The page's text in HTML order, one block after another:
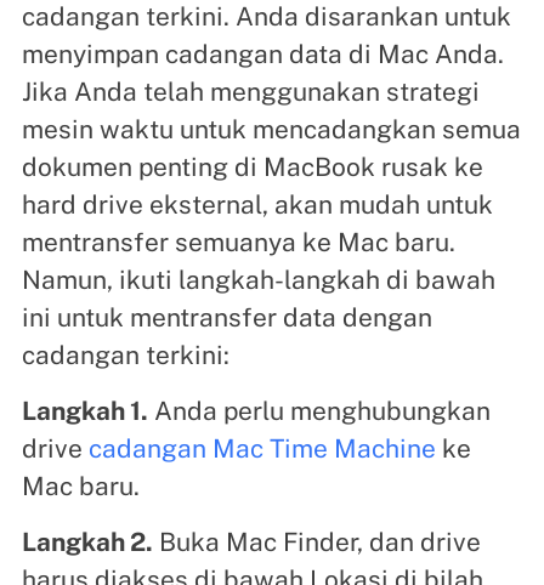
cadangan terkini. Anda disarankan untuk
menyimpan cadangan data di Mac Anda.
Jika Anda telah menggunakan strategi
mesin waktu untuk mencadangkan semua
dokumen penting di MacBook rusak ke
hard drive eksternal, akan mudah untuk
mentransfer semuanya ke Mac baru.
Namun, ikuti langkah-langkah di bawah
ini untuk mentransfer data dengan
cadangan terkini:
Langkah 1. Anda perlu menghubungkan
drive cadangan Mac Time Machine ke
Mac baru.
Langkah 2. Buka Mac Finder, dan drive